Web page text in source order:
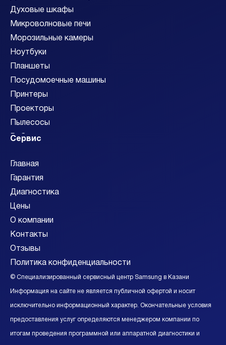
Духовые шкафы
Микроволновые печи
Морозильные камеры
Ноутбуки
Планшеты
Посудомоечные машины
Принтеры
Проекторы
Пылесосы
Роботы-пылесосы
Смарт-часы
Смартфоны
Стиральные машины
Сушильные машины
Телевизоры
Фотоаппараты
Холодильники
Саундбары
Видеокамеры
Видеостены
Акустические системы
Ресиверы
Сервис
Главная
Гарантия
Диагностика
Цены
О компании
Контакты
Отзывы
Политика конфиденциальности
© Специализированный сервисный центр Samsung в Казани
Информация на сайте не является публичной офертой и носит
исключительно информационный характер. Окончательные условия
предоставления услуг определяются менеджером компании по
итогам проведения программной или аппаратной диагностики и